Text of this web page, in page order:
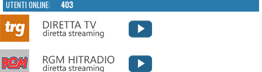
UTENTI ONLINE: 403